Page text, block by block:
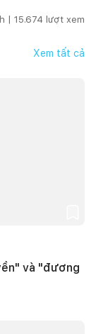
| 15.674 lượt xem
Xem tất cả
và "đương